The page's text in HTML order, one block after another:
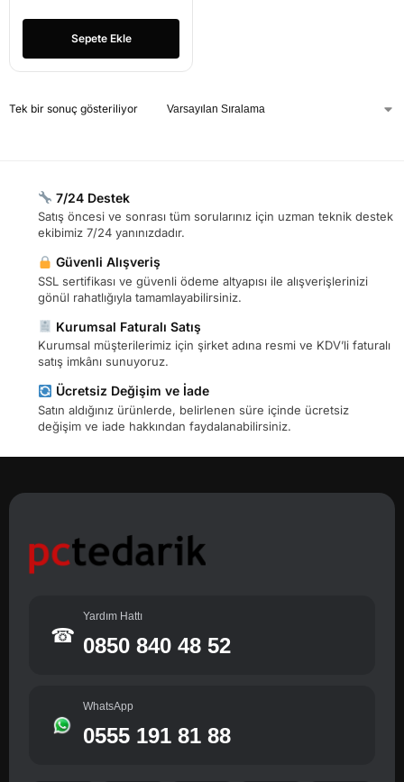
Sepete Ekle
Tek bir sonuç gösteriliyor
7/24 Destek
Satış öncesi ve sonrası tüm sorularınız için uzman teknik destek
ekibimiz 7/24 yanınızdadır.
Güvenli Alışveriş
SSL sertifikası ve güvenli ödeme altyapısı ile alışverişlerinizi
gönül rahatlığıyla tamamlayabilirsiniz.
Kurumsal Faturalı Satış
Kurumsal müşterilerimiz için şirket adına resmi ve KDV’li faturalı
satış imkânı sunuyoruz.
Ücretsiz Değişim ve İade
Satın aldığınız ürünlerde, belirlenen süre içinde ücretsiz
değişim ve iade hakkından faydalanabilirsiniz.
☎
Yardım Hattı
0850 840 48 52
WhatsApp
0555 191 81 88